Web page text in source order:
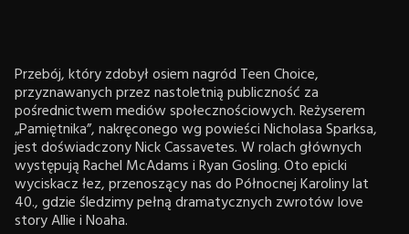
Przebój, który zdobył osiem nagród Teen Choice,
przyznawanych przez nastoletnią publiczność za
pośrednictwem mediów społecznościowych. Reżyserem
„Pamiętnika”, nakręconego wg powieści Nicholasa Sparksa,
jest doświadczony Nick Cassavetes. W rolach głównych
występują Rachel McAdams i Ryan Gosling. Oto epicki
wyciskacz łez, przenoszący nas do Północnej Karoliny lat
40., gdzie śledzimy pełną dramatycznych zwrotów love
story Allie i Noaha.